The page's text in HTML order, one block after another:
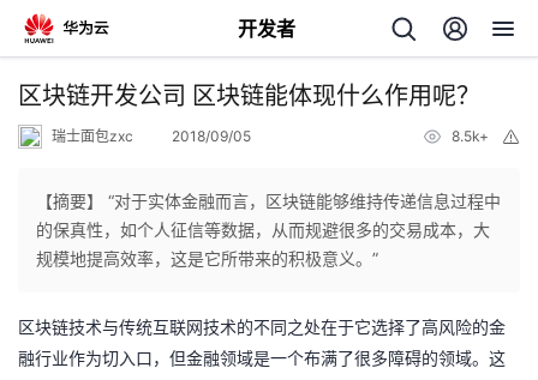
开发者
返
人
我
区块链开发公司 区块链能体现什么作用呢？
瑞士面包zxc 2018/09/05 8.5k+
【摘要】 “对于实体金融而言，区块链能够维持传递信息过程中
的保真性，如个人征信等数据，从而规避很多的交易成本，大
规模地提高效率，这是它所带来的积极意义。”
区块链技术与传统互联网技术的不同之处在于它选择了高风险的金
融行业作为切入口，但金融领域是一个布满了很多障碍的领域。这